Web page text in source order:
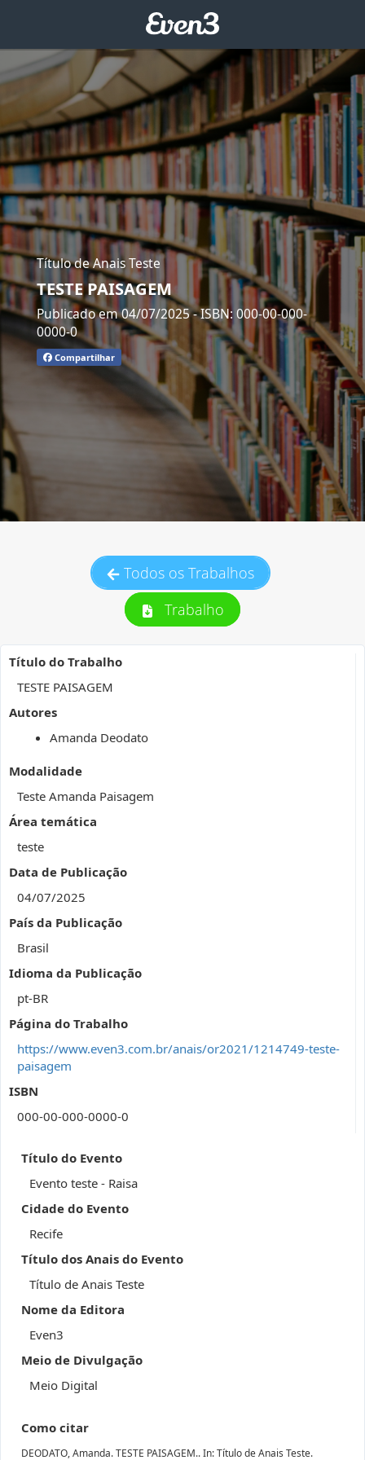
Título de Anais Teste
TESTE PAISAGEM
Publicado em 04/07/2025- ISBN: 000-00-000-
0000-0
Compartilhar
Todos os Trabalhos
Trabalho
Título do Trabalho
TESTE PAISAGEM
Autores
Amanda Deodato
Modalidade
Teste Amanda Paisagem
Área temática
teste
Data de Publicação
04/07/2025
País da Publicação
Brasil
Idioma da Publicação
pt-BR
Página do Trabalho
https://www.even3.com.br/anais/or2021/1214749-teste-
paisagem
ISBN
000-00-000-0000-0
Título do Evento
Evento teste - Raisa
Cidade do Evento
Recife
Título dos Anais do Evento
Título de Anais Teste
Nome da Editora
Even3
Meio de Divulgação
Meio Digital
Como citar
DEODATO, Amanda. TESTE PAISAGEM.. In: Título de Anais Teste.